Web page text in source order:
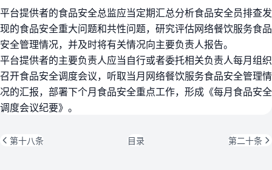
平台提供者的食品安全总监应当定期汇总分析食品安全员排查发
现的食品安全重大问题和共性问题，研究评估网络餐饮服务食品
安全管理情况，并及时将有关情况向主要负责人报告。
平台提供者的主要负责人应当自行或者委托相关负责人每月组织
召开食品安全调度会议，听取当月网络餐饮服务食品安全管理情
况的汇报，部署下个月食品安全重点工作，形成《每月食品安全
调度会议纪要》。
第十八条 目录 第二十条